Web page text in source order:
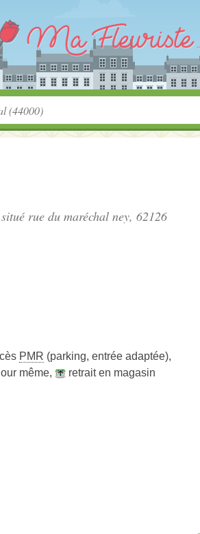
rue du maréchal ney, 62126
PMR (parking, entrée adaptée),
même,
retrait en magasin